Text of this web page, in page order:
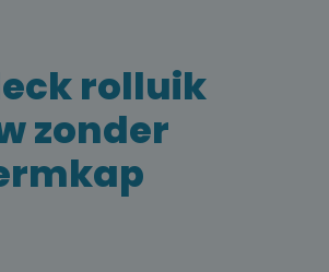
rolluik
zonder